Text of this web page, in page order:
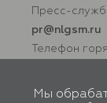
Пресс-
pr@nlgsm.ru
Телефон
Мы